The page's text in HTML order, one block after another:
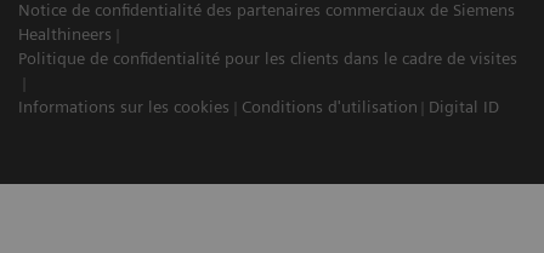
Notice de confidentialité des partenaires commerciaux de Siemens
Healthineers
Politique de confidentialité pour les clients dans le cadre de visites
Informations sur les cookies Conditions d'utilisation Digital ID